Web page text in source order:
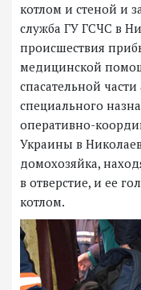
котлом и стеной и
служба ГУ ГСЧС в
происшествия
медицинской
спасательной
специального
оперативно-
Украины в
домохозяйка,
в отверстие, и ее
котлом.